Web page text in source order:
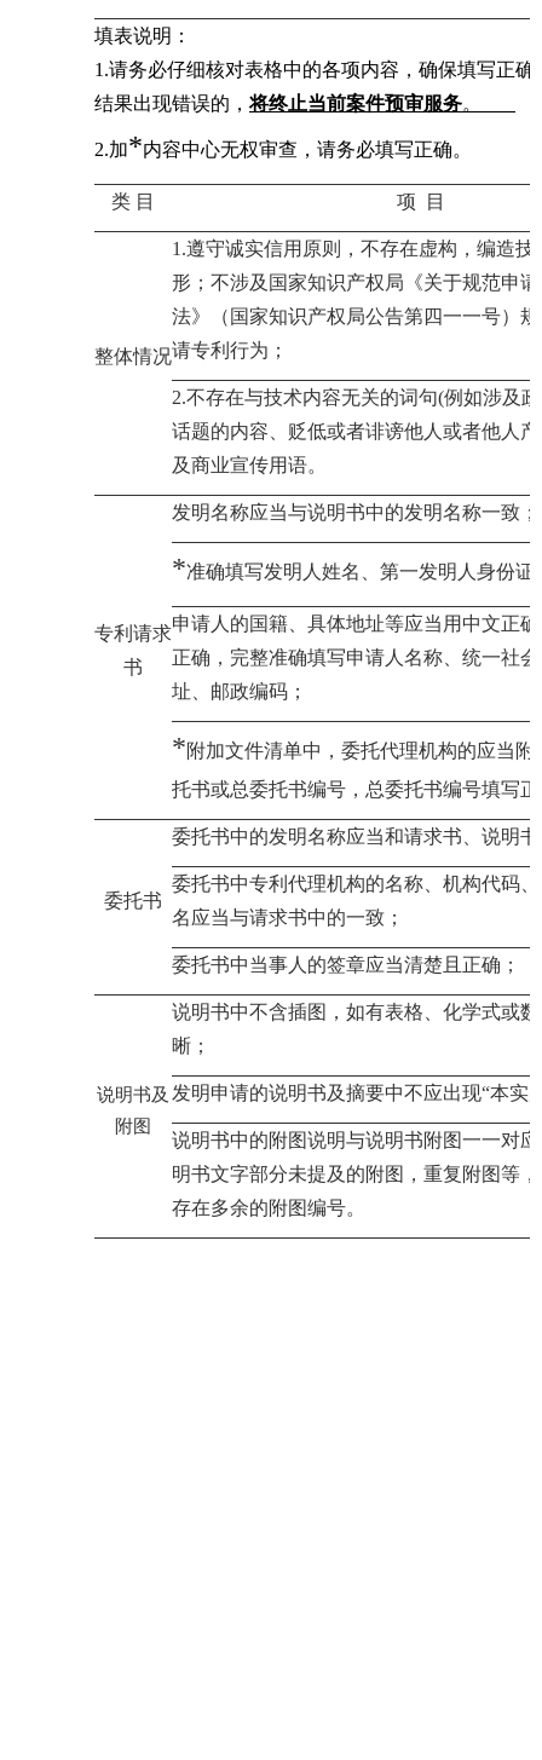
填表说明：
1.请务必仔细核对表格中的各项内容，确保填写正
结果出现错误的，将终止当前案件预审服务。
2.加*内容中心无权审查，请务必填写正确。
类 目 项 目
整体情况
1.遵守诚实信用原则，不存在虚构，编造技
形；不涉及国家知识产权局《关于规范申
法》（国家知识产权局公告第四一一号）
请专利行为；
2.不存在与技术内容无关的词句(例如涉及
话题的内容、贬低或者诽谤他人或者他人
及商业宣传用语。
专利请求
书
发明名称应当与说明书中的发明名称一致；
*准确填写发明人姓名、第一发明人身份证
申请人的国籍、具体地址等应当用中文正
正确，完整准确填写申请人名称、统一社
址、邮政编码；
*附加文件清单中，委托代理机构的应当附
托书或总委托书编号，总委托书编号填写
委托书
委托书中的发明名称应当和请求书、说明
委托书中专利代理机构的名称、机构代码
名应当与请求书中的一致；
委托书中当事人的签章应当清楚且正确；
说明书及
附图
说明书中不含插图，如有表格、化学式或
晰；
发明申请的说明书及摘要中不应出现“本实
说明书中的附图说明与说明书附图一一对
明书文字部分未提及的附图，重复附图等
存在多余的附图编号。